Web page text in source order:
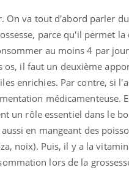
On va tout d'abord parler
parce qu'il permet
au moins 4 par
il faut un deuxième
enrichies. Par contre, si
médicamenteuse.
un rôle essentiel dans le
en mangeant des
noix). Puis, il y a la
lors de la
: et si on
diabète de type 2
chez les
les soignants.
Youtube
Eczéma
préparer
L'été
rythme de
soleil,
sont ...